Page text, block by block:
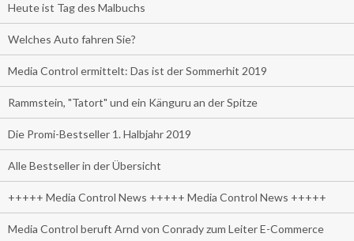
Heute ist Tag des Malbuchs
Welches Auto fahren Sie?
Media Control ermittelt: Das ist der Sommerhit 2019
Rammstein, "Tatort" und ein Känguru an der Spitze
Die Promi-Bestseller 1. Halbjahr 2019
Alle Bestseller in der Übersicht
+++++ Media Control News +++++ Media Control News +++++
Media Control beruft Arnd von Conrady zum Leiter E-Commerce